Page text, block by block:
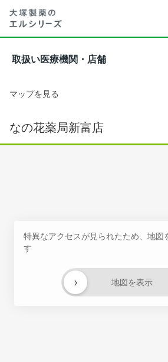
取扱い医療機関・店舗
マップを見る
なの花薬局新富店
特異なアクセスが見られたため、地図
す
地図を表示
›